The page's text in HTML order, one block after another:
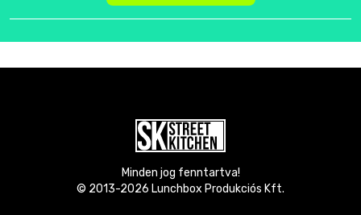
Minden jog fenntartva!
© 2013-2026 Lunchbox Produkciós Kft.